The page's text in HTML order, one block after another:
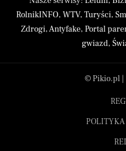
RolnikINFO, WTV, Turyści,
Zdrogi,Antyfake, Portal
gwiazd,
© Pikio.pl |
POLITYKA